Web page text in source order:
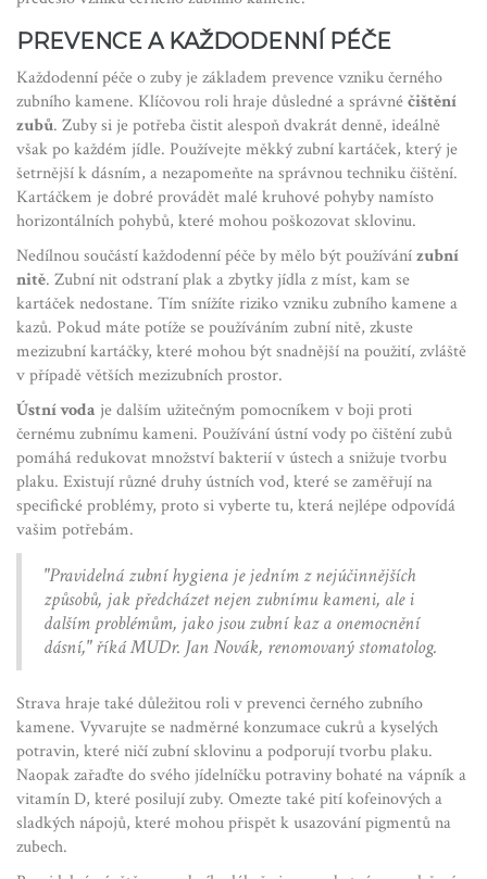
PREVENCE A KAŽDODENNÍ PÉČE
Každodenní péče o zuby je základem prevence vzniku černého
zubního kamene. Klíčovou roli hraje důsledné a správnéčištění
zubů. Zuby si je potřeba čistit alespoň dvakrát denně, ideálně
však po každém jídle. Používejte měkký zubní kartáček, který je
šetrnější k dásním, a nezapomeňte na správnou techniku čištění.
Kartáčkem je dobré provádět malé kruhové pohyby namísto
horizontálních pohybů, které mohou poškozovat sklovinu.
Nedílnou součástí každodenní péče by mělo být používánízubní
nitě. Zubní nit odstraní plak a zbytky jídla z míst, kam se
kartáček nedostane. Tím snížíte riziko vzniku zubního kamene a
kazů. Pokud máte potíže se používáním zubní nitě, zkuste
mezizubní kartáčky, které mohou být snadnější na použití, zvláště
v případě větších mezizubních prostor.
Ústní voda je dalším užitečným pomocníkem v boji proti
černému zubnímu kameni. Používání ústní vody po čištění zubů
pomáhá redukovat množství bakterií v ústech a snižuje tvorbu
plaku. Existují různé druhy ústních vod, které se zaměřují na
specifické problémy, proto si vyberte tu, která nejlépe odpovídá
vašim potřebám.
"Pravidelná zubní hygiena je jedním z nejúčinnějších
způsobů, jak předcházet nejen zubnímu kameni, ale i
dalším problémům, jako jsou zubní kaz a onemocnění
dásní," říká MUDr. Jan Novák, renomovaný stomatolog.
Strava hraje také důležitou roli v prevenci černého zubního
kamene. Vyvarujte se nadměrné konzumace cukrů a kyselých
potravin, které ničí zubní sklovinu a podporují tvorbu plaku.
Naopak zařaďte do svého jídelníčku potraviny bohaté na vápník a
vitamín D, které posilují zuby. Omezte také pití kofeinových a
sladkých nápojů, které mohou přispět k usazování pigmentů na
zubech.